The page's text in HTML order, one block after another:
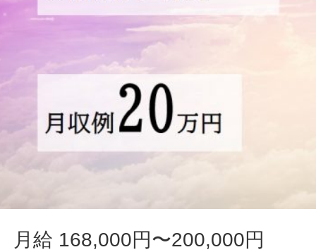
月給 168,000円〜200,000円